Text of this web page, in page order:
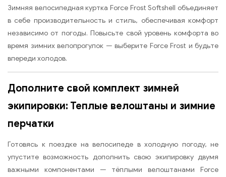
Зимняя велосипедная куртка Force Frost Softshell объединяет
в себе производительность и стиль, обеспечивая комфорт
независимо от погоды. Повысьте свой уровень комфорта во
время зимних велопрогулок — выберите Force Frost и будьте
впереди холодов.
Дополните свой комплект зимней
экипировки: Теплые велоштаны и зимние
перчатки
Готовясь к поездке на велосипеде в холодную погоду, не
упустите возможность дополнить свою экипировку двумя
важными компонентами — тёплыми велоштанами Force